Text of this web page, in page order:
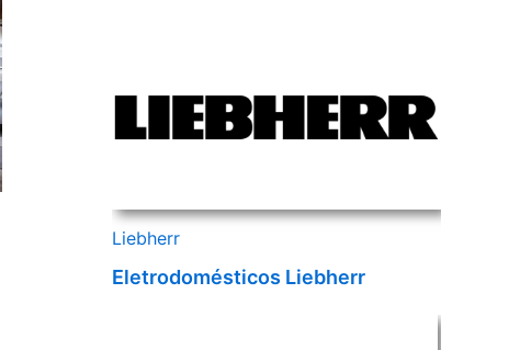
Liebherr
Eletrodomésticos Liebherr